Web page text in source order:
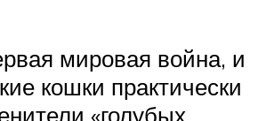
мировая война, и
кошки практически
«голубых